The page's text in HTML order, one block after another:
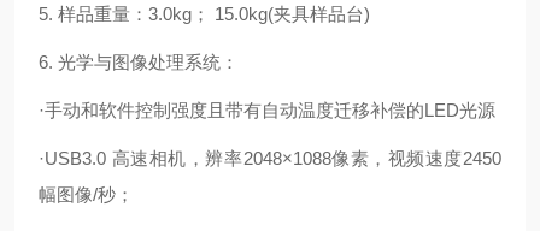
5. 样品重量： 3.0kg ； 15.0kg(夹具样品台)
6. 光学与图像处理系统：
·手动和软件控制强度且带有自动温度迁移补偿的LED光源
·USB3.0 高速相机，辨率2048×1088像素，视频速度2450
幅图像/秒；